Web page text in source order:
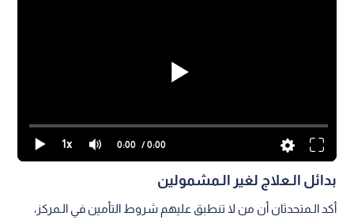
1x 0:00 / 0:00
بدائل الـعلاج لغير الـمشمولين
أكد الـمتحدثان أن من لا تنطبق عليهم شروط التأمين في الـمركز،